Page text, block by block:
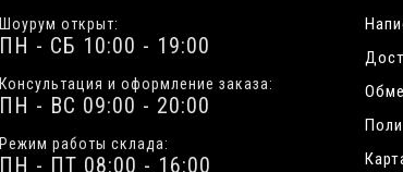
Шоурум открыт:
ПН - СБ 10:00 - 19:00
Консультация и оформление заказа:
ПН - ВС 09:00 - 20:00
Режим работы склада:
ПН - ПТ 08:00 - 16:00